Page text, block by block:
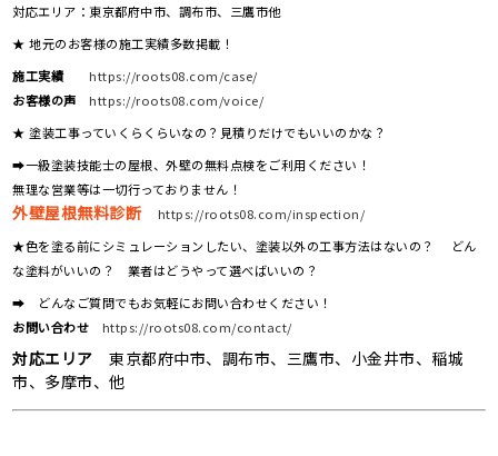
対応エリア：東京都府中市、調布市、三鷹市他
★ 地元のお客様の施工実績多数掲載！
施工実績
https://roots08.com/case/
お客様の声
https://roots08.com/voice/
★ 塗装工事っていくらくらいなの？見積りだけでもいいのかな？
➡一級塗装技能士の屋根、外壁の無料点検をご利用ください！
無理な営業等は一切行っておりません！
外壁屋根無料診断
https://roots08.com/inspection/
★色を塗る前にシミュレーションしたい、塗装以外の工事方法はないの？ どん
な塗料がいいの？ 業者はどうやって選べばいいの？
➡ どんなご質問でもお気軽にお問い合わせください！
お問い合わせ
https://roots08.com/contact/
対応エリア 東京都府中市、調布市、三鷹市、小金井市、稲城
市、多摩市、他